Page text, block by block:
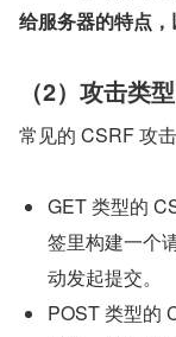
给服务器的特点，
（2）攻击类型
常见的 CSRF 攻
GET 类型的
签里构建一个
动发起提交。
POST 类型的